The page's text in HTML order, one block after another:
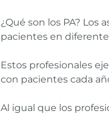
¿Qué son los PA?
pacientes en
Estos profesionales
con pacientes cada
Al igual que los